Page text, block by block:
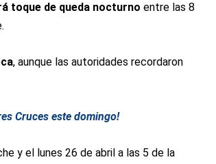
toque de queda nocturno entre las 8
, aunque las autoridades recordaron
Cruces este domingo!
y el lunes 26 de abril a las 5 de la